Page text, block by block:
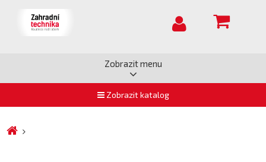
Zobrazit menu
Zobrazit katalog